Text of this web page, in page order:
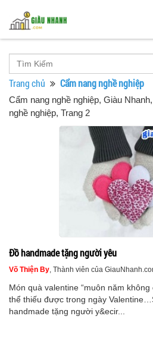
Trang chủ Cẩm nang nghề nghiệp
Cẩm nang nghề nghiệp, Giàu
nghề nghiệp, Trang 2
Đồ handmade tặng người yêu
Võ Thiện By, Thành viên của
Món quà valentine “muôn năm
thể thiếu được trong ngày
handmade tặng người y&ecir...